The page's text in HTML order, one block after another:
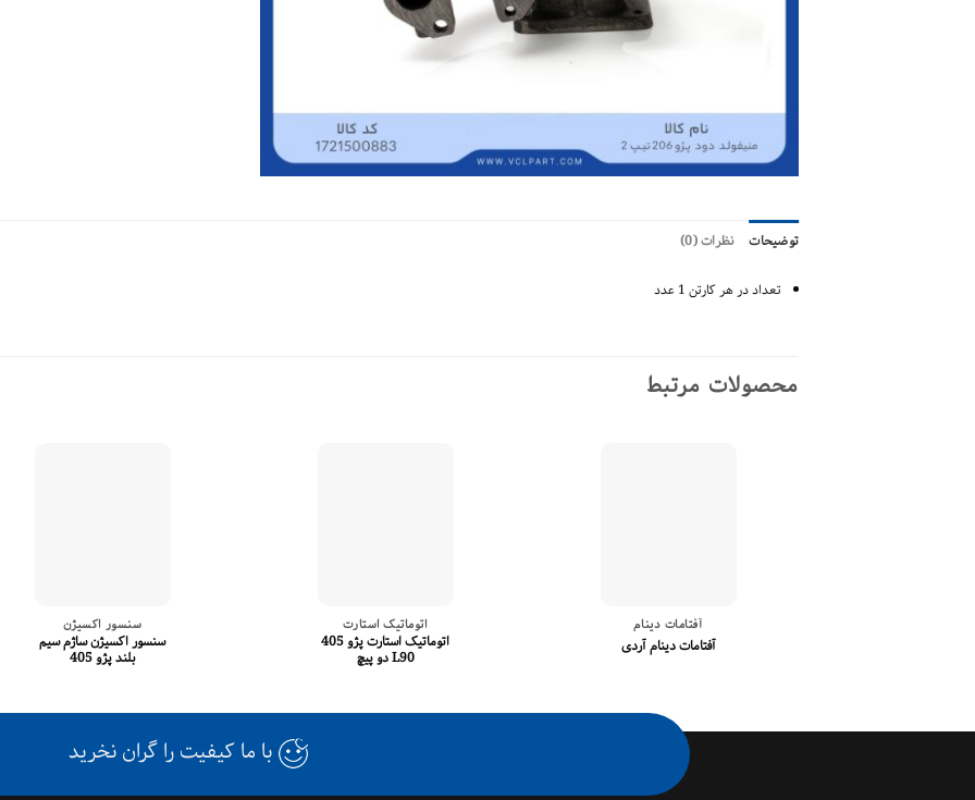
توضیحات نظرات (0)
تعداد در هر کارتن 1 عدد
محصولات مرتبط
آفتامات دینام
آفتامات دینام آردی
اتوماتیک استارت
اتوماتیک استارت پژو 405
L90 دو پیچ
سنسور اکسیژن
سنسور اکسیژن ساژم سیم
بلند پژو 405
با ما کیفیت را گران نخرید